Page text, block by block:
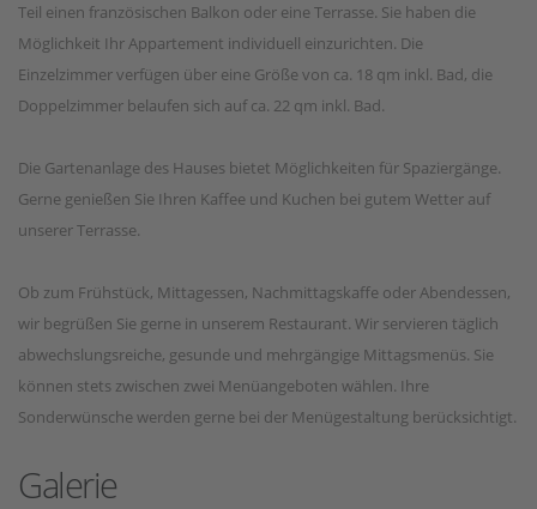
Teil einen französischen Balkon oder eine Terrasse. Sie haben die
Möglichkeit Ihr Appartement individuell einzurichten. Die
Einzelzimmer verfügen über eine Größe von ca. 18 qm inkl. Bad, die
Doppelzimmer belaufen sich auf ca. 22 qm inkl. Bad.
Die Gartenanlage des Hauses bietet Möglichkeiten für Spaziergänge.
Gerne genießen Sie Ihren Kaffee und Kuchen bei gutem Wetter auf
unserer Terrasse.
Ob zum Frühstück, Mittagessen, Nachmittagskaffe oder Abendessen,
wir begrüßen Sie gerne in unserem Restaurant. Wir servieren täglich
abwechslungsreiche, gesunde und mehrgängige Mittagsmenüs. Sie
können stets zwischen zwei Menüangeboten wählen. Ihre
Sonderwünsche werden gerne bei der Menügestaltung berücksichtigt.
Galerie